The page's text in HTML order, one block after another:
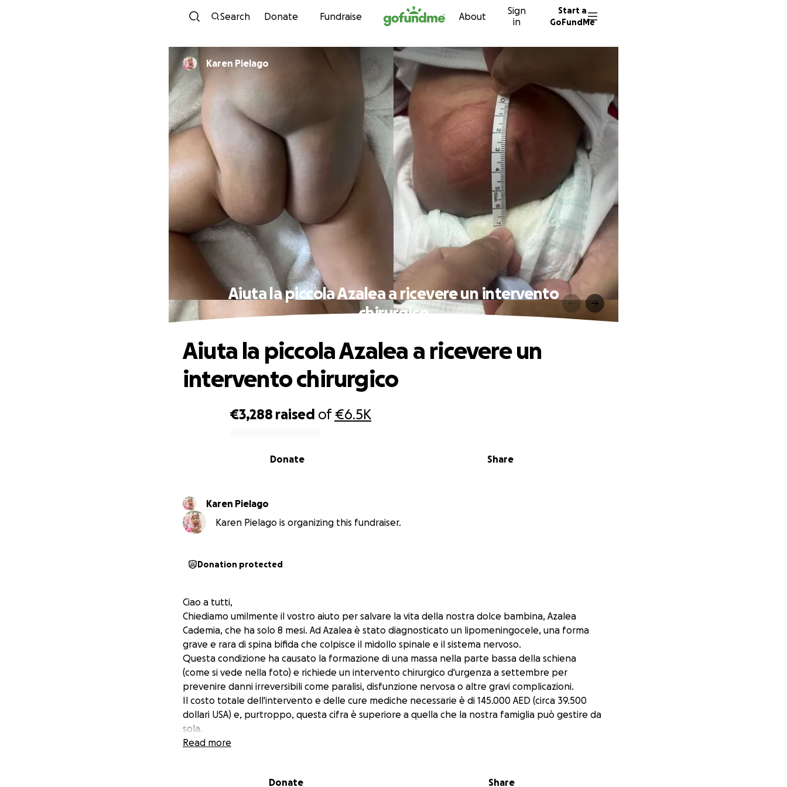
Skip to content
Search Donate Fundraise About
Sign
in
Start a
GoFundMe
Karen Pielago
Aiuta la piccola Azalea a ricevere un intervento
chirurgico
€3,288 raised of€6.5K
Share
Donate
Aiuta la piccola Azalea a ricevere un
intervento chirurgico
Karen Pielago
Karen Pielago is organizing this fundraiser.
Donation protected
Ciao a tutti,
Chiediamo umilmente il vostro aiuto per salvare la vita della nostra dolce bambina, Azalea
Cademia, che ha solo 8 mesi. Ad Azalea è stato diagnosticato un lipomeningocele, una forma
grave e rara di spina bifida che colpisce il midollo spinale e il sistema nervoso.
Questa condizione ha causato la formazione di una massa nella parte bassa della schiena
(come si vede nella foto) e richiede un intervento chirurgico d'urgenza a settembre per
prevenire danni irreversibili come paralisi, disfunzione nervosa o altre gravi complicazioni.
Il costo totale dell'intervento e delle cure mediche necessarie è di 145.000 AED (circa 39.500
dollari USA) e, purtroppo, questa cifra è superiore a quella che la nostra famiglia può gestire da
sola.
Vi chiediamo con speranza e preghiera: se potete contribuire, anche solo con una piccola cifra,
campagna con la vostra famiglia e i vostri amici. Azalea è una bambina gioiosa e dolce che
Read more
Donate Share